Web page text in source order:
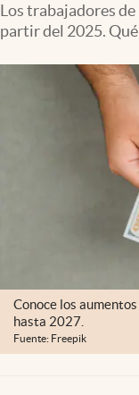
PC y mobile
Los trabajadores
partir del 2025.
Conoce los
hasta 2027.
Fuente: Freepik